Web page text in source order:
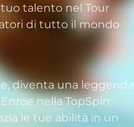
tuo talento nel Tour
di tutto il mondo
diventa una leggenda
nella TopSpin
le tue abilità in un